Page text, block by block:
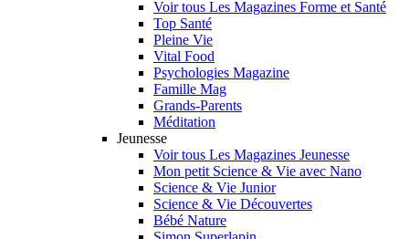
Voir tous Les Magazines Forme et Santé
Top Santé
Pleine Vie
Vital Food
Psychologies Magazine
Famille Mag
Grands-Parents
Méditation
Jeunesse
Voir tous Les Magazines Jeunesse
Mon petit Science & Vie avec Nano
Science & Vie Junior
Science & Vie Découvertes
Bébé Nature